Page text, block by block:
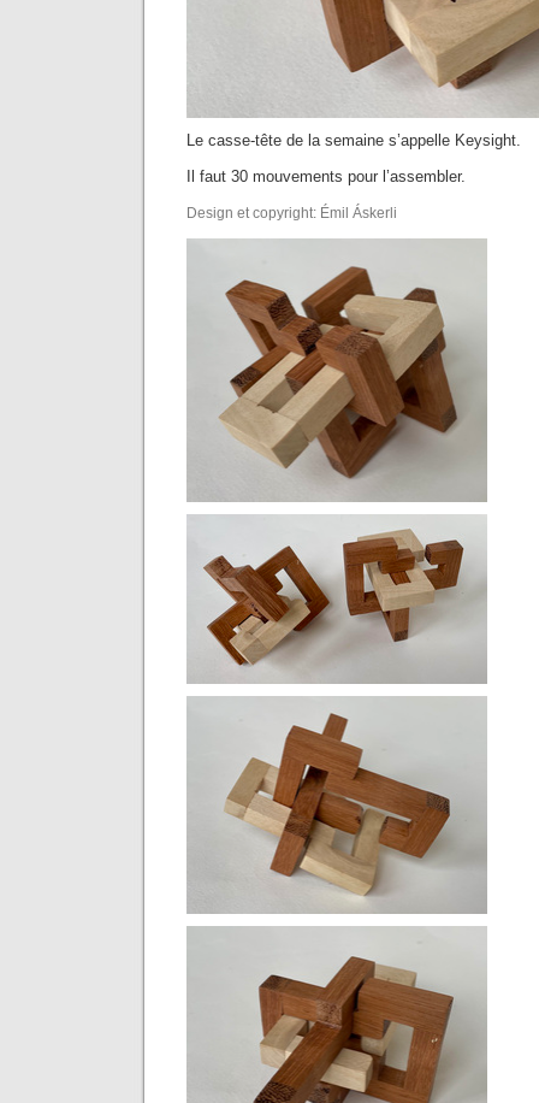
Le casse-tête de la semaine s’appelle Keysight.
Il faut 30 mouvements pour l’assembler.
Design et copyright: Émil Áskerli